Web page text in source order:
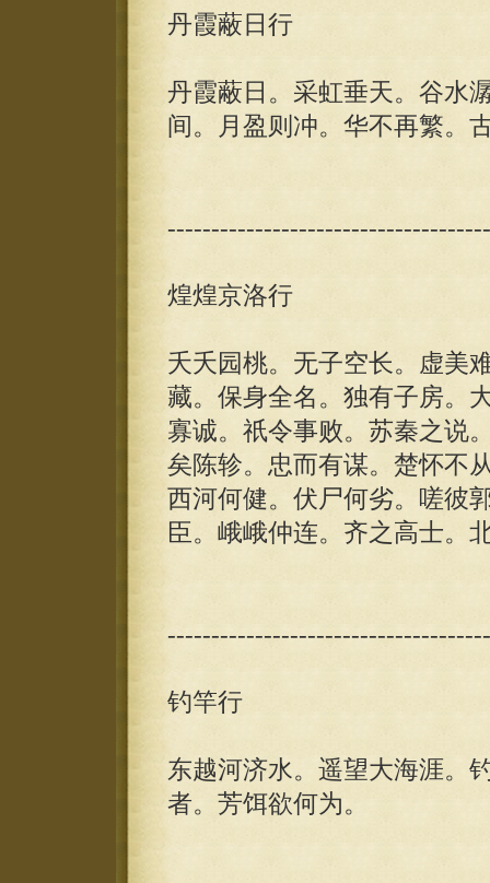
丹霞蔽日行
丹霞蔽日。采虹垂天。谷水
间。月盈则冲。华不再繁。
煌煌京洛行
夭夭园桃。无子空长。虚美
藏。保身全名。独有子房。
寡诚。祇令事败。苏秦之说
矣陈轸。忠而有谋。楚怀不
西河何健。伏尸何劣。嗟彼
臣。峨峨仲连。齐之高士。
钓竿行
东越河济水。遥望大海涯。
者。芳饵欲何为。